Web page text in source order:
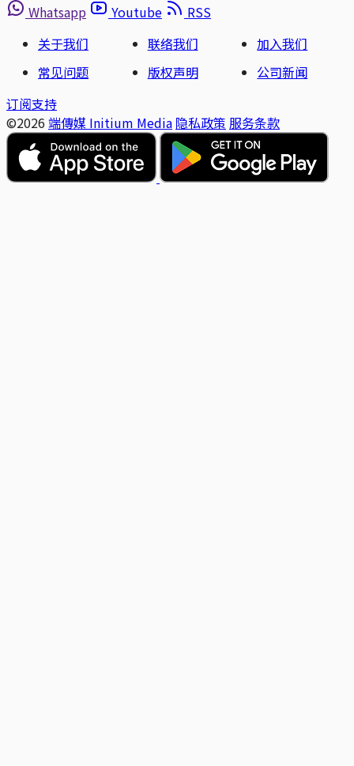
Whatsapp
Youtube
RSS
关于我们
联络我们
加入我们
常见问题
版权声明
公司新闻
订阅支持
©2026 端傳媒 Initium Media 隐私政策 服务条款